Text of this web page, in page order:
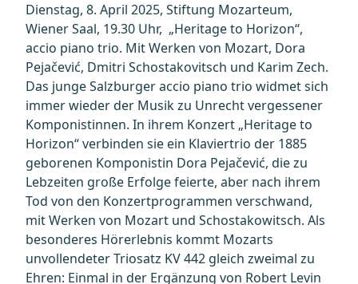
Dienstag, 8. April 2025, Stiftung Mozarteum,
Wiener Saal, 19.30 Uhr, „Heritage to Horizon“,
accio piano trio. Mit Werken von Mozart, Dora
Pejačević, Dmitri Schostakovitsch und Karim Zech.
Das junge Salzburger accio piano trio widmet sich
immer wieder der Musik zu Unrecht vergessener
Komponistinnen. In ihrem Konzert „Heritage to
Horizon“ verbinden sie ein Klaviertrio der 1885
geborenen Komponistin Dora Pejačević, die zu
Lebzeiten große Erfolge feierte, aber nach ihrem
Tod von den Konzertprogrammen verschwand,
mit Werken von Mozart und Schostakowitsch. Als
besonderes Hörerlebnis kommt Mozarts
unvollendeter Triosatz KV 442 gleich zweimal zu
Ehren: Einmal in der Ergänzung von Robert Levin